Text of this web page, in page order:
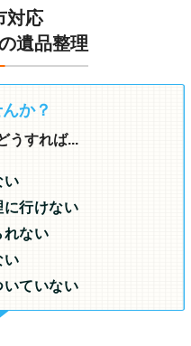
対応
遺品整理
か？
うすれば...
い
に行けない
れない
い
いていない